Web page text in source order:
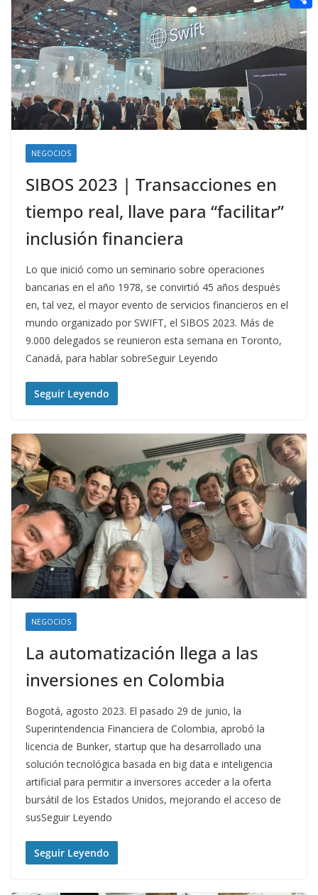
NEGOCIOS
SIBOS 2023 | Transacciones en
tiempo real, llave para “facilitar”
inclusión financiera
Lo que inició como un seminario sobre operaciones
bancarias en el año 1978, se convirtió 45 años después
en, tal vez, el mayor evento de servicios financieros en el
mundo organizado por SWIFT, el SIBOS 2023. Más de
9.000 delegados se reunieron esta semana en Toronto,
Canadá, para hablar sobreSeguir Leyendo
Seguir Leyendo
NEGOCIOS
La automatización llega a las
inversiones en Colombia
Bogotá, agosto 2023. El pasado 29 de junio, la
Superintendencia Financiera de Colombia, aprobó la
licencia de Bunker, startup que ha desarrollado una
solución tecnológica basada en big data e inteligencia
artificial para permitir a inversores acceder a la oferta
bursátil de los Estados Unidos, mejorando el acceso de
susSeguir Leyendo
Seguir Leyendo
n
g
e
e
r
e
r
e
t
a
i
l
e
d
t
C
o
m
a
r